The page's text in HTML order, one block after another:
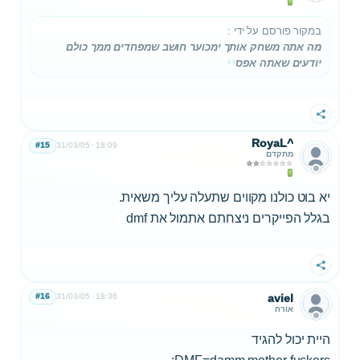
במקור פורסם על ידי :
מה אתה משחק אותך ימכוער חושב שמפחדים ממך כולם
יודעים שאתה אפס
שתף
RoyaL^
מתקדם
31/03/05 18:09
#15
יא בוט כולנו מקווים שתעלה עליך משאית.
בגלל הפייקרים ניצחתם אתמול את dmf
שתף
aviel
אורח
31/03/05 18:36
#16
היית יכול להגיד